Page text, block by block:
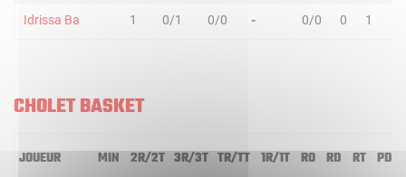
Idrissa Ba 1 0/1 0/0 - 0/0 0 1
CHOLET BASKET
JOUEUR MIN 2R/2T 3R/3T TR/TT 1R/1T RO RD RT PD